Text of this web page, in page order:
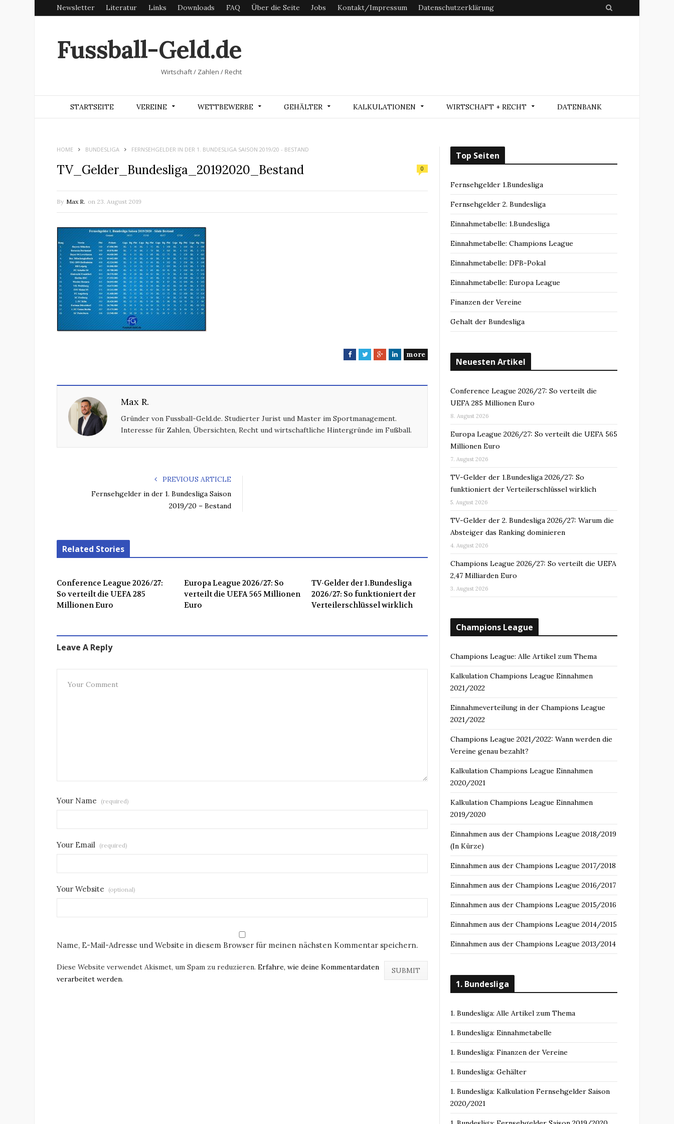
Newsletter Literatur Links Downloads FAQ Über die Seite Jobs Kontakt/Impressum Datenschutzerklärung
Fussball-Geld.de
Wirtschaft / Zahlen / Recht
STARTSEITE VEREINE WETTBEWERBE GEHÄLTER KALKULATIONEN WIRTSCHAFT + RECHT DATENBANK
HOME BUNDESLIGA FERNSEHGELDER IN DER 1. BUNDESLIGA SAISON 2019/20 - BESTAND
TV_Gelder_Bundesliga_20192020_Bestand 0
By Max R. on 23. August 2019
F
o
k
T
r
G
+
L
n
more
Max R.
Gründer von Fussball-Geld.de. Studierter Jurist und Master im Sportmanagement.
Interesse für Zahlen, Übersichten, Recht und wirtschaftliche Hintergründe im Fußball.
PREVIOUS ARTICLE
Fernsehgelder in der 1. Bundesliga Saison
2019/20 – Bestand
Related Stories
Conference League 2026/27:
So verteilt die UEFA 285
Millionen Euro
Europa League 2026/27: So
verteilt die UEFA 565 Millionen
Euro
TV-Gelder der 1.Bundesliga
2026/27: So funktioniert der
Verteilerschlüssel wirklich
Leave A Reply
Your Name (required)
Your Email (required)
Your Website (optional)
Name, E-Mail-Adresse und Website in diesem Browser für meinen nächsten Kommentar speichern.
Diese Website verwendet Akismet, um Spam zu reduzieren. Erfahre, wie deine Kommentardaten
verarbeitet werden.
Top Seiten
Fernsehgelder 1.Bundesliga
Fernsehgelder 2. Bundesliga
Einnahmetabelle: 1.Bundesliga
Einnahmetabelle: Champions League
Einnahmetabelle: DFB-Pokal
Einnahmetabelle: Europa League
Finanzen der Vereine
Gehalt der Bundesliga
Neuesten Artikel
Conference League 2026/27: So verteilt die
UEFA 285 Millionen Euro
8. August 2026
Europa League 2026/27: So verteilt die UEFA 565
Millionen Euro
7. August 2026
TV-Gelder der 1.Bundesliga 2026/27: So
funktioniert der Verteilerschlüssel wirklich
5. August 2026
TV-Gelder der 2. Bundesliga 2026/27: Warum die
Absteiger das Ranking dominieren
4. August 2026
Champions League 2026/27: So verteilt die UEFA
2,47 Milliarden Euro
3. August 2026
Champions League
Champions League: Alle Artikel zum Thema
Kalkulation Champions League Einnahmen
2021/2022
Einnahmeverteilung in der Champions League
2021/2022
Champions League 2021/2022: Wann werden die
Vereine genau bezahlt?
Kalkulation Champions League Einnahmen
2020/2021
Kalkulation Champions League Einnahmen
2019/2020
Einnahmen aus der Champions League 2018/2019
(In Kürze)
Einnahmen aus der Champions League 2017/2018
Einnahmen aus der Champions League 2016/2017
Einnahmen aus der Champions League 2015/2016
Einnahmen aus der Champions League 2014/2015
Einnahmen aus der Champions League 2013/2014
1. Bundesliga
1. Bundesliga: Alle Artikel zum Thema
1. Bundesliga: Einnahmetabelle
1. Bundesliga: Finanzen der Vereine
1. Bundesliga: Gehälter
1. Bundesliga: Kalkulation Fernsehgelder Saison
2020/2021